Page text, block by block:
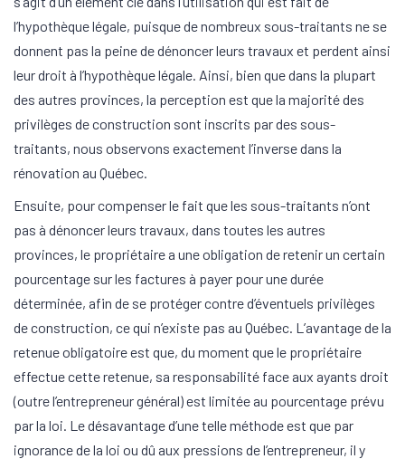
l’hypothèque légale, puisque de nombreux sous-traitants ne se
donnent pas la peine de dénoncer leurs travaux et perdent ainsi
leur droit à l’hypothèque légale. Ainsi, bien que dans la plupart
des autres provinces, la perception est que la majorité des
privilèges de construction sont inscrits par des sous-
traitants, nous observons exactement l’inverse dans la
rénovation au Québec.
Ensuite, pour compenser le fait que les sous-traitants n’ont
pas à dénoncer leurs travaux, dans toutes les autres
provinces, le propriétaire a une obligation de retenir un certain
pourcentage sur les factures à payer pour une durée
déterminée, afin de se protéger contre d’éventuels privilèges
de construction, ce qui n’existe pas au Québec. L’avantage de la
retenue obligatoire est que, du moment que le propriétaire
effectue cette retenue, sa responsabilité face aux ayants droit
(outre l’entrepreneur général) est limitée au pourcentage prévu
par la loi. Le désavantage d’une telle méthode est que par
ignorance de la loi ou dû aux pressions de l’entrepreneur, il y